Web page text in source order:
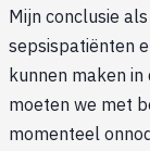
Mijn conclusie
sepsispatiënten
kunnen maken
moeten we met
momenteel